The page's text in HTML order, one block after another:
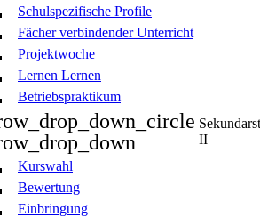
Schulspezifische Profile
Fächer verbindender Unterricht
Projektwoche
Lernen Lernen
Betriebspraktikum
II
Kurswahl
Bewertung
Einbringung